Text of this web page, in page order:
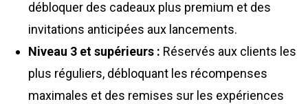
débloquer des cadeaux plus premium et des
invitations anticipées aux lancements.
Niveau 3 et supérieurs : Réservés aux clients les
plus réguliers, débloquant les récompenses
maximales et des remises sur les expériences